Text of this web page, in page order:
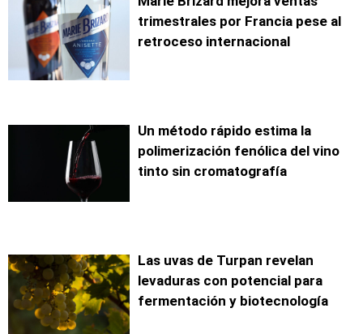
trimestrales por Francia pese al
retroceso internacional
Un método rápido estima la
polimerización fenólica del vino
tinto sin cromatografía
Las uvas de Turpan revelan
levaduras con potencial para
fermentación y biotecnología